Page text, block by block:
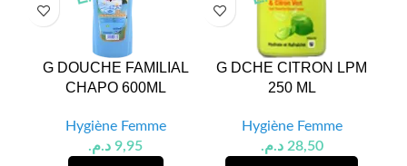
G DOUCHE FAMILIAL
CHAPO 600ML
Hygiène Femme
9,95 د.م.
G DCHE CITRON LPM
250 ML
Hygiène Femme
28,50 د.م.